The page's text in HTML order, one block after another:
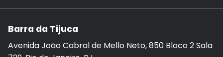
Barra da Tijuca
Avenida João Cabral de Mello Neto, 850 Bloco 2 Sala